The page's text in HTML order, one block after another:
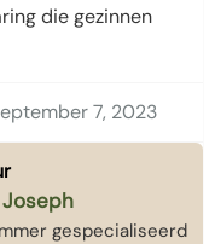
die gezinnen
7, 2023
gespecialiseerd